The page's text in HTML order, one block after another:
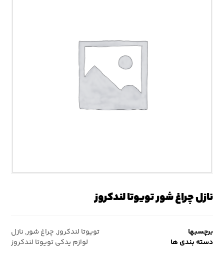
نازل چراغ شور تویوتا لندکروز
برچسبها تویوتا لندکروز, چراغ شور, نازل
دسته بندی ها
لوازم یدکی تویوتا لندکروز